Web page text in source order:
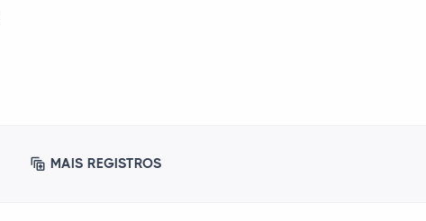
MAIS REGISTROS